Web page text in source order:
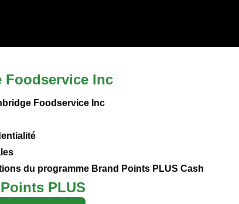
Foodservice Inc
Foodservice Inc
du programme Brand Points PLUS Cash
PLUS